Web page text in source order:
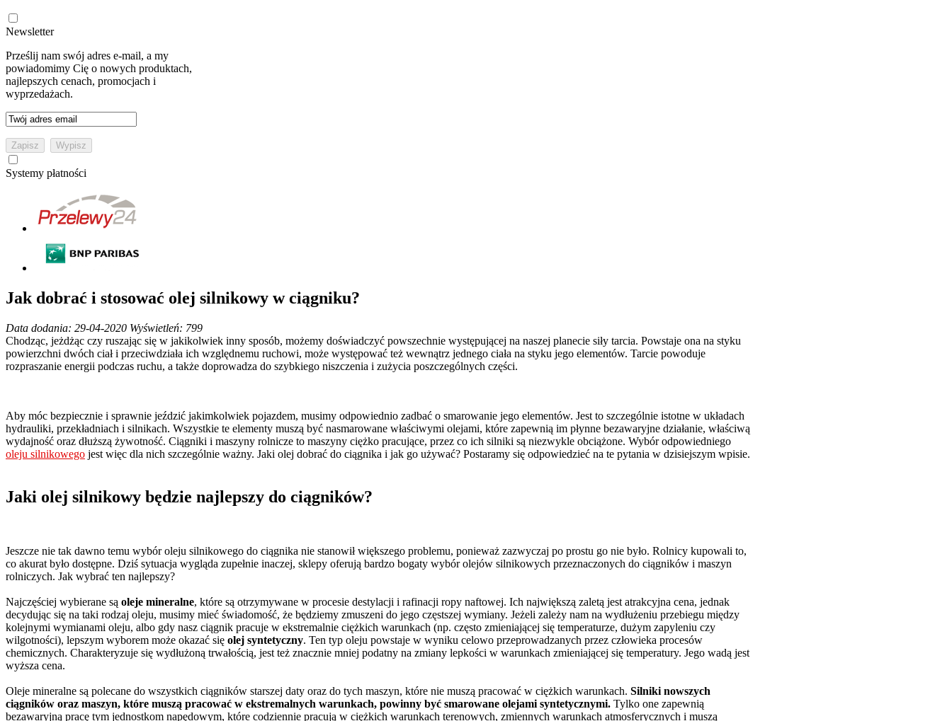
Newsletter
Prześlij nam swój adres e-mail, a my
powiadomimy Cię o nowych produktach,
najlepszych cenach, promocjach i
wyprzedażach.
Systemy płatności
Jak dobrać i stosować olej silnikowy w ciągniku?
Data dodania: 29-04-2020 Wyświetleń: 799
Chodząc, jeżdżąc czy ruszając się w jakikolwiek inny sposób, możemy doświadczyć powszechnie występującej na naszej planecie siły tarcia. Powstaje ona na styku
powierzchni dwóch ciał i przeciwdziała ich względnemu ruchowi, może występować też wewnątrz jednego ciała na styku jego elementów. Tarcie powoduje
rozpraszanie energii podczas ruchu, a także doprowadza do szybkiego niszczenia i zużycia poszczególnych części.
Aby móc bezpiecznie i sprawnie jeździć jakimkolwiek pojazdem, musimy odpowiednio zadbać o smarowanie jego elementów. Jest to szczególnie istotne w układach
hydrauliki, przekładniach i silnikach. Wszystkie te elementy muszą być nasmarowane właściwymi olejami, które zapewnią im płynne bezawaryjne działanie, właściwą
wydajność oraz dłuższą żywotność. Ciągniki i maszyny rolnicze to maszyny ciężko pracujące, przez co ich silniki są niezwykle obciążone. Wybór odpowiedniego
oleju silnikowego jest więc dla nich szczególnie ważny. Jaki olej dobrać do ciągnika i jak go używać? Postaramy się odpowiedzieć na te pytania w dzisiejszym wpisie.
Jaki olej silnikowy będzie najlepszy do ciągników?
Jeszcze nie tak dawno temu wybór oleju silnikowego do ciągnika nie stanowił większego problemu, ponieważ zazwyczaj po prostu go nie było. Rolnicy kupowali to,
co akurat było dostępne. Dziś sytuacja wygląda zupełnie inaczej, sklepy oferują bardzo bogaty wybór olejów silnikowych przeznaczonych do ciągników i maszyn
rolniczych. Jak wybrać ten najlepszy?
Najczęściej wybierane są oleje mineralne, które są otrzymywane w procesie destylacji i rafinacji ropy naftowej. Ich największą zaletą jest atrakcyjna cena, jednak
decydując się na taki rodzaj oleju, musimy mieć świadomość, że będziemy zmuszeni do jego częstszej wymiany. Jeżeli zależy nam na wydłużeniu przebiegu między
kolejnymi wymianami oleju, albo gdy nasz ciągnik pracuje w ekstremalnie ciężkich warunkach (np. często zmieniającej się temperaturze, dużym zapyleniu czy
wilgotności), lepszym wyborem może okazać się olej syntetyczny. Ten typ oleju powstaje w wyniku celowo przeprowadzanych przez człowieka procesów
chemicznych. Charakteryzuje się wydłużoną trwałością, jest też znacznie mniej podatny na zmiany lepkości w warunkach zmieniającej się temperatury. Jego wadą jest
wyższa cena.
Oleje mineralne są polecane do wszystkich ciągników starszej daty oraz do tych maszyn, które nie muszą pracować w ciężkich warunkach. Silniki nowszych
ciągników oraz maszyn, które muszą pracować w ekstremalnych warunkach, powinny być smarowane olejami syntetycznymi. Tylko one zapewnią
bezawaryjną pracę tym jednostkom napędowym, które codziennie pracują w ciężkich warunkach terenowych, zmiennych warunkach atmosferycznych i muszą